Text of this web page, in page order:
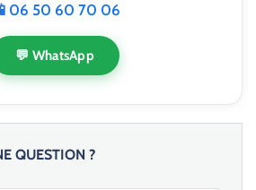
06 50 60 70 06
💬 WhatsApp
QUESTION ?